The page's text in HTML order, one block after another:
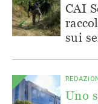
CAI
sui
Uno